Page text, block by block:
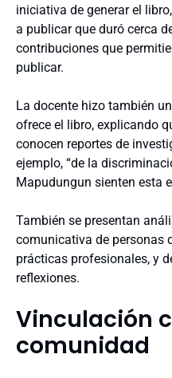
iniciativa de generar el
a publicar que duró cerca
contribuciones que
publicar.
La docente hizo también
ofrece el libro, explicando
conocen reportes de
ejemplo, “de la
Mapudungun sienten esta
También se presentan
comunicativa de personas
prácticas profesionales, y
reflexiones.
Vinculación
comunidad